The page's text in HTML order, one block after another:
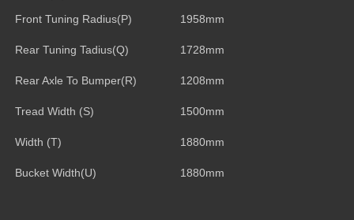
Front Tuning Radius(P) 1958mm
Rear Tuning Tadius(Q) 1728mm
Rear Axle To Bumper(R) 1208mm
Tread Width (S) 1500mm
Width (T) 1880mm
Bucket Width(U) 1880mm